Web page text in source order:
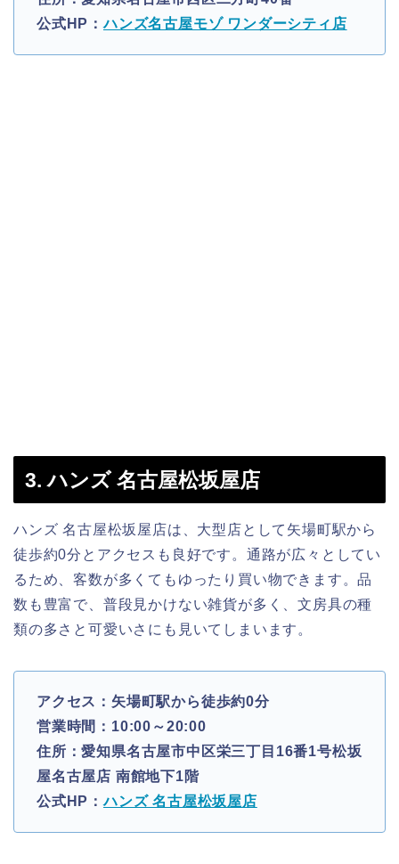
公式HP：ハンズ名古屋モゾ ワンダーシティ店
3. ハンズ 名古屋松坂屋店
ハンズ 名古屋松坂屋店は、大型店として矢場町駅から
徒歩約0分とアクセスも良好です。通路が広々としてい
るため、客数が多くてもゆったり買い物できます。品
数も豊富で、普段見かけない雑貨が多く、文房具の種
類の多さと可愛いさにも見いてしまいます。
アクセス：矢場町駅から徒歩約0分
営業時間：10:00～20:00
住所：愛知県名古屋市中区栄三丁目16番1号松坂
屋名古屋店 南館地下1階
公式HP：ハンズ 名古屋松坂屋店